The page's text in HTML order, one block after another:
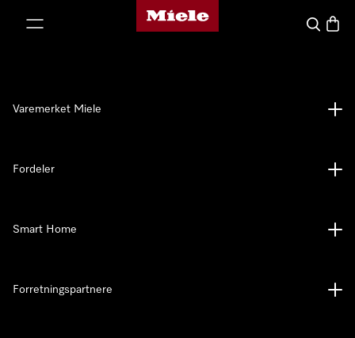
Mieles hjemmeside
Søk
Varemerket Miele
Fordeler
Smart Home
Forretningspartnere